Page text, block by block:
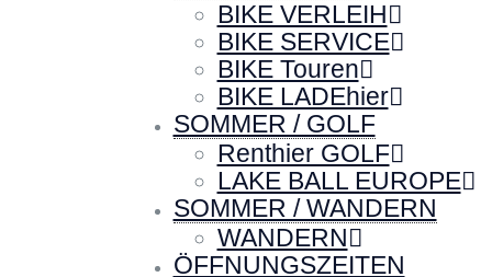
BIKE VERLEIH
BIKE SERVICE
BIKE Touren
BIKE LADEhier
SOMMER / GOLF
Renthier GOLF
LAKE BALL EUROPE
SOMMER / WANDERN
WANDERN
ÖFFNUNGSZEITEN